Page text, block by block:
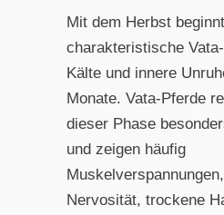
Mit dem Herbst
charakteristische
Kälte und innere
Monate. Vata-Pferde
dieser Phase
und zeigen häufig
Nervosität, trockene